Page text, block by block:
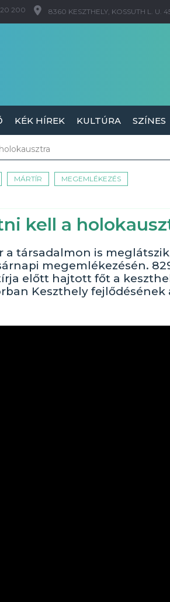
200 8360 KESZTHELY, KOSSUTH L. U.
KÉK HÍREK KULTÚRA SZÍNES
MÁRTÍR MEGEMLÉKEZÉS
kell a
a társadalmon is
megemlékezésén.
előtt hajtott főt a
Keszthely fejlődésének